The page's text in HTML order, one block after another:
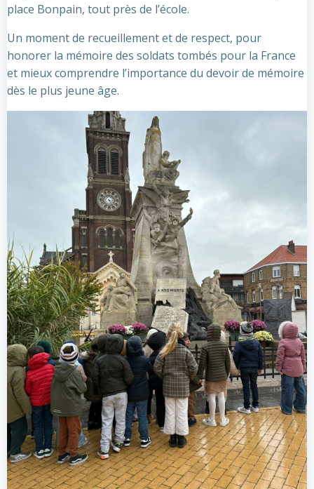
place Bonpain, tout près de l’école.
Un moment de recueillement et de respect, pour
honorer la mémoire des soldats tombés pour la France
et mieux comprendre l’importance du devoir de mémoire
dès le plus jeune âge.